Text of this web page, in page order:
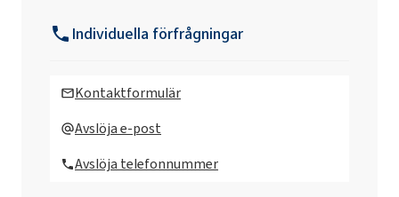
Individuella förfrågningar
Kontaktformulär
Avslöja e-post
Avslöja telefonnummer